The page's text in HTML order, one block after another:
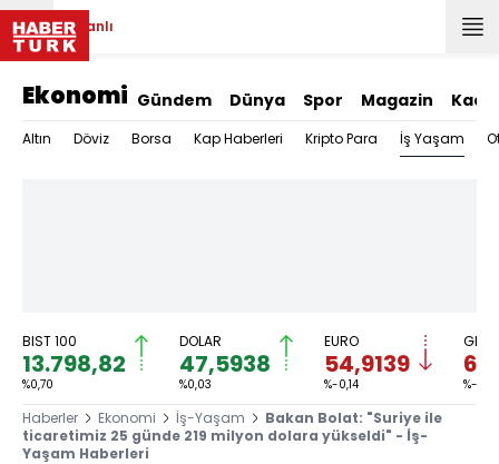
Canlı
Ekonomi Gündem Dünya Spor Magazin
Altın Döviz Borsa Kap Haberleri Kripto Para İş Yaşam
BIST 100
13.798,82
%0,70
DOLAR
47,5938
%0,03
EURO
54,9139
%-0,14 %-0,01
Haberler Ekonomi İş-Yaşam
Bakan Bolat: "Suriye ile
ticaretimiz 25 günde 219 milyon dolara yükseldi" - İş-
Yaşam Haberleri